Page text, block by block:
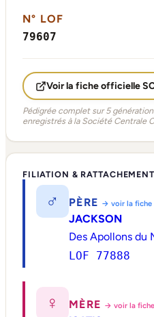
N° LOF
79607
Voir la fiche officielle
Pédigrée complet sur 5
enregistrés à la Société Centrale
FILIATION & RATTACHEMENT
♂ PÈRE → voir la fiche
JACKSON
Des Apollons du
LOF 77888
♀ MÈRE → voir la fiche